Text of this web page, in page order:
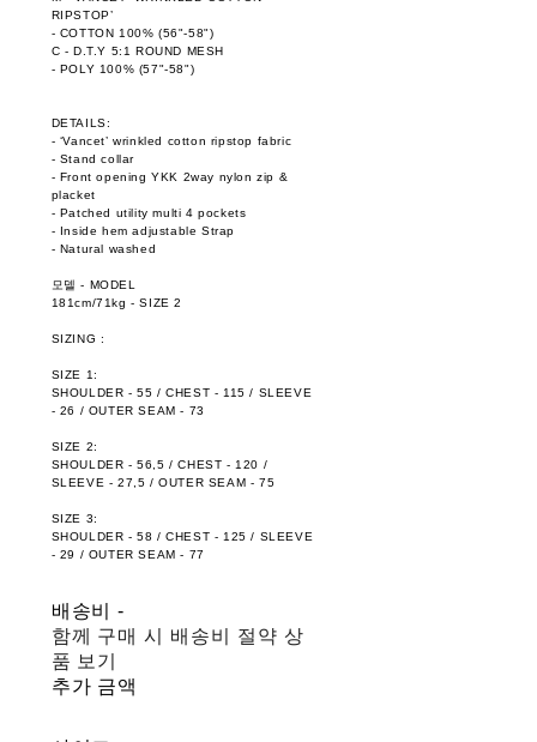
RIPSTOP’
- COTTON 100% (56"-58")
C - D.T.Y 5:1 ROUND MESH
- POLY 100% (57"-58")
DETAILS:
- ‘Vancet’ wrinkled cotton ripstop fabric
- Stand collar
- Front opening YKK 2way nylon zip &
placket
- Patched utility multi 4 pockets
- Inside hem adjustable Strap
- Natural washed
모델 - MODEL
181cm/71kg - SIZE 2
SIZING :
SIZE 1:
SHOULDER - 55 / CHEST - 115 / SLEEVE
- 26 / OUTER SEAM - 73
SIZE 2:
SHOULDER - 56,5 / CHEST - 120 /
SLEEVE - 27,5 / OUTER SEAM - 75
SIZE 3:
SHOULDER - 58 / CHEST - 125 / SLEEVE
- 29 / OUTER SEAM - 77
배송비-
함께 구매 시 배송비 절약 상
품 보기
추가 금액